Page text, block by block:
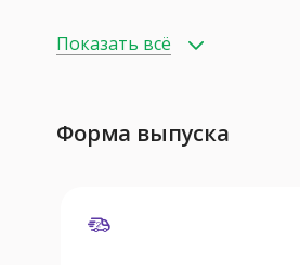
Показать всё
Форма выпуска